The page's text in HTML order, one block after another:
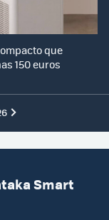
que
150 euros
Smart